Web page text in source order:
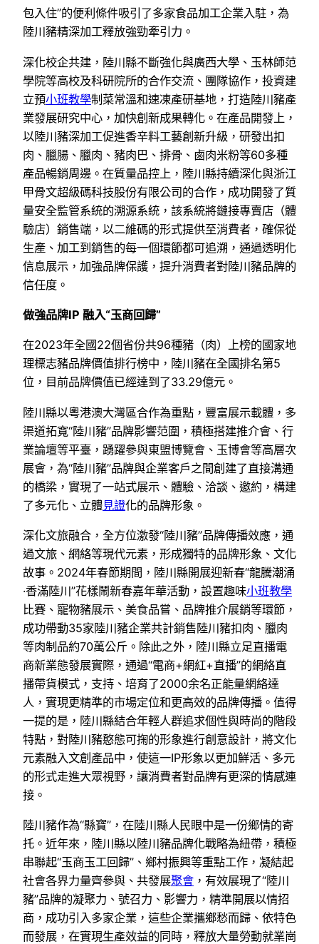
包入住”的便利條件吸引了多家食品加工企業入駐，為
陸川豬精深加工釋放強勁牽引力。
深化校企共建，陸川縣不斷強化與廣西大學、玉林師范
學院等高校及科研院所的合作交流、團隊協作，投資建
立預小班教學制菜常溫和速凍產研基地，打造陸川豬產
業發展研究中心，加快創新成果轉化。在產品開發上，
以陸川豬深加工促進香辛料工藝創新升級，研發出扣
肉、臘腸、臘肉、豬肉巴、排骨、鹵肉米粉等60多種
產品暢銷周邊。在質量品控上，陸川縣持續深化與浙江
甲骨文超級碼科技股份有限公司的合作，成功開發了質
量安全監管系統的溯源系統，該系統將鏈接專賣店（體
驗店）銷售端，以二維碼的形式提供至消費者，確保從
生產、加工到銷售的每一個環節都可追溯，通過透明化
信息展示，加強品牌保護，提升消費者對陸川豬品牌的
信任度。
做強品牌IP 融入“玉商回歸”
在2023年全國22個省份共96種豬（肉）上榜的國家地
理標志豬品牌價值排行榜中，陸川豬在全國排名第5
位，目前品牌價值已經達到了33.29億元。
陸川縣以粵港澳大灣區合作為重點，豐富展示載體，多
渠道拓寬“陸川豬”品牌影響范圍，積極搭建推介會、行
業論壇等平臺，踴躍參與東盟博覽會、玉博會等高層次
展會，為“陸川豬”品牌與企業客戶之間創建了直接溝通
的橋梁，實現了一站式展示、體驗、洽談、邀約，構建
了多元化、立體見證化的品牌形象。
深化文旅融合，全方位激發“陸川豬”品牌傳播效應，通
過文旅、網絡等現代元素，形成獨特的品牌形象、文化
故事。2024年春節期間，陸川縣開展迎新春“龍騰潮涌
·香滿陸川”花樣鬧新春嘉年華活動，設置趣味小班教學
比賽、寵物豬展示、美食品嘗、品牌推介展銷等環節，
成功帶動35家陸川豬企業共計銷售陸川豬扣肉、臘肉
等肉制品約70萬公斤。除此之外，陸川縣立足直播電
商新業態發展實際，通過“電商+網紅+直播”的網絡直
播帶貨模式，支持、培育了2000余名正能量網絡達
人，實現更精準的市場定位和更高效的品牌傳播。值得
一提的是，陸川縣結合年輕人群追求個性與時尚的階段
特點，對陸川豬憨態可掬的形象進行創意設計，將文化
元素融入文創產品中，使這一IP形象以更加鮮活、多元
的形式走進大眾視野，讓消費者對品牌有更深的情感連
接。
陸川豬作為“縣寶”，在陸川縣人民眼中是一份鄉情的寄
托。近年來，陸川縣以陸川豬品牌化戰略為紐帶，積極
串聯起“玉商玉工回歸”、鄉村振興等重點工作，凝結起
社會各界力量齊參與、共發展聚會 ，有效展現了“陸川
豬”品牌的凝聚力、號召力、影響力，精準開展以情招
商，成功引入多家企業，這些企業攜鄉愁而歸、依特色
而發展，在實現生產效益的同時，釋放大量勞動就業崗